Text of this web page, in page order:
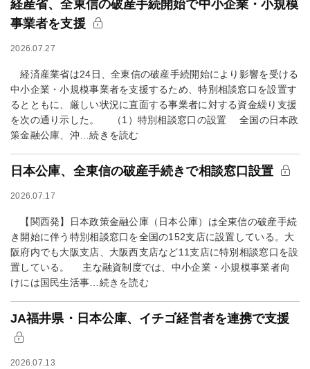
経産省、全東信の破産手続開始で中小企業・小規模
事業者を支援
2026.07.27
経済産業省は24日、全東信の破産手続開始により影響を受ける
中小企業・小規模事業者を支援するため、特別相談窓口を設置す
るとともに、厳しい状況に直面する事業者に対する資金繰り支援
を次の通り示した。 （1）特別相談窓口の設置 全国の日本政
策金融公庫、沖…続きを読む
日本公庫、全東信の破産手続きで相談窓口設置
2026.07.17
【関西発】日本政策金融公庫（日本公庫）は全東信の破産手続
き開始に伴う特別相談窓口を全国の152支店に設置している。大
阪府内でも大阪支店、大阪西支店など11支店に特別相談窓口を設
置している。 主な融資制度では、中小企業・小規模事業者向
けには国民生活事…続きを読む
JA福井県・日本公庫、イチゴ経営者を連携で支援
2026.07.13